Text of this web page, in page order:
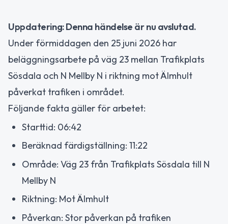
Uppdatering: Denna händelse är nu avslutad.
Under förmiddagen den 25 juni 2026 har
beläggningsarbete på väg 23 mellan Trafikplats
Sösdala och N Mellby N i riktning mot Älmhult
påverkat trafiken i området.
Följande fakta gäller för arbetet:
Starttid: 06:42
Beräknad färdigställning: 11:22
Område: Väg 23 från Trafikplats Sösdala till N
Mellby N
Riktning: Mot Älmhult
Påverkan: Stor påverkan på trafiken